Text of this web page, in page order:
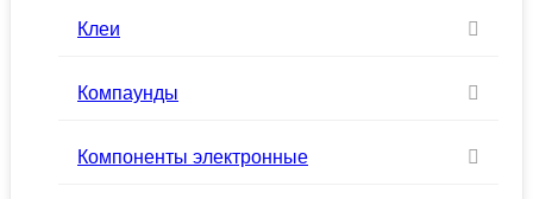
Клеи
Компаунды
Компоненты электронные